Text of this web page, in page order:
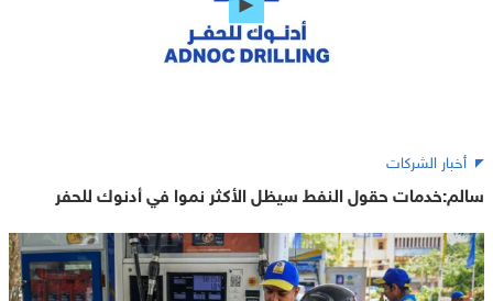
أخبار الشركات
سالم:خدمات حقول النفط سيظل الأكثر نموا في أدنوك للحفر